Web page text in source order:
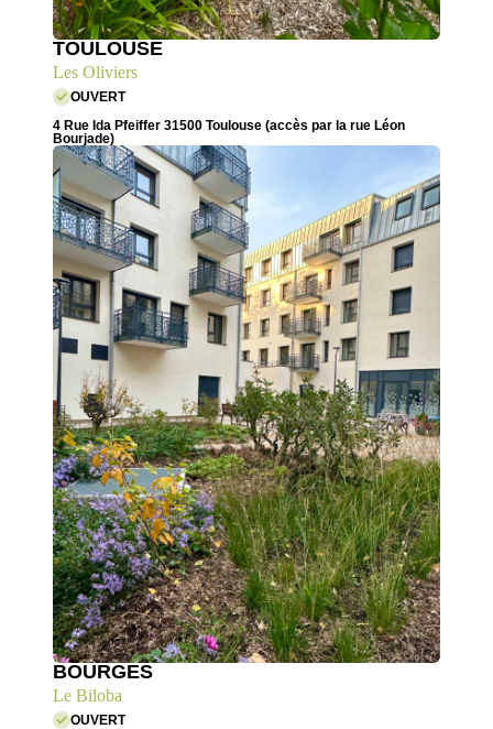
TOULOUSE
Les Oliviers
OUVERT
4 Rue Ida Pfeiffer 31500 Toulouse (accès par la rue Léon
Bourjade)
BOURGES
Le Biloba
OUVERT